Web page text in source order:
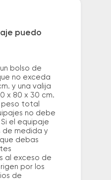
puedo
bolso de
no exceda
y una valija
x 80 x 30 cm.
peso total
no debe
Si el equipaje
de medida y
debas
al exceso de
por los
de